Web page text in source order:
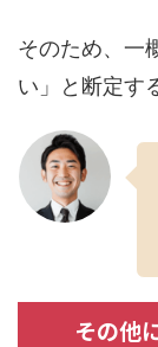
そのため、一
い」と断定す
その他